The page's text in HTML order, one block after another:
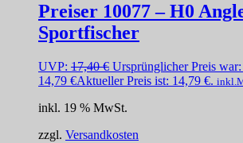
Preiser 10077 – H0
Sportfischer
UVP: 17,40€ Ursprünglicher Preis
14,79 €Aktueller Preis ist: 14,79 €.
inkl. 19 % MwSt.
zzgl. Versandkosten